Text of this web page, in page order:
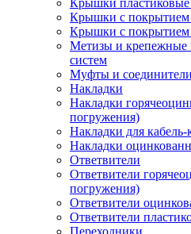
Крышки пластиковые
Крышки с
Крышки с покрытием
Метизы и крепежные
систем
Муфты и
Накладки
Накладки
погружения)
Накладки для кабель-
Накладки
Ответвители
Ответвители
погружения)
Ответвители
Ответвители
Переходники